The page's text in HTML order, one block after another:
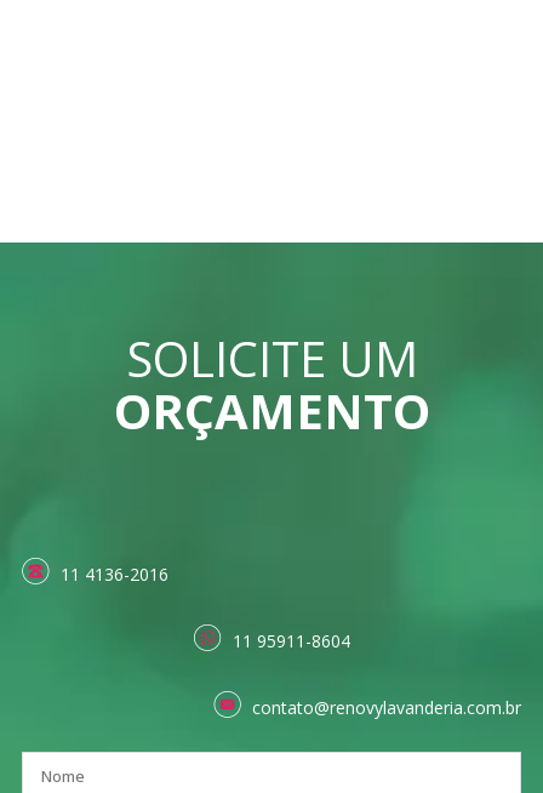
SOLICITE UM
ORÇAMENTO
11 4136-2016
11 95911-8604
contato@renovylavanderia.com.br